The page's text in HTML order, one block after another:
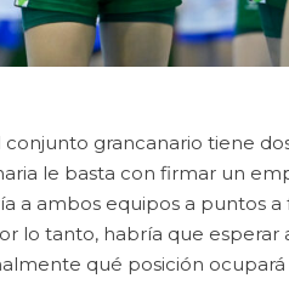
grancanario tiene
le basta con firmar un
a ambos equipos a puntos
lo tanto, habría que
qué posición